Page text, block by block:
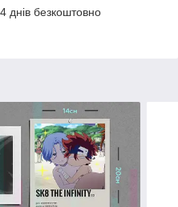
днів безкоштовно